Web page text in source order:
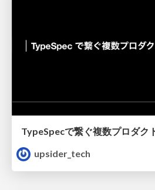
upsider_tech